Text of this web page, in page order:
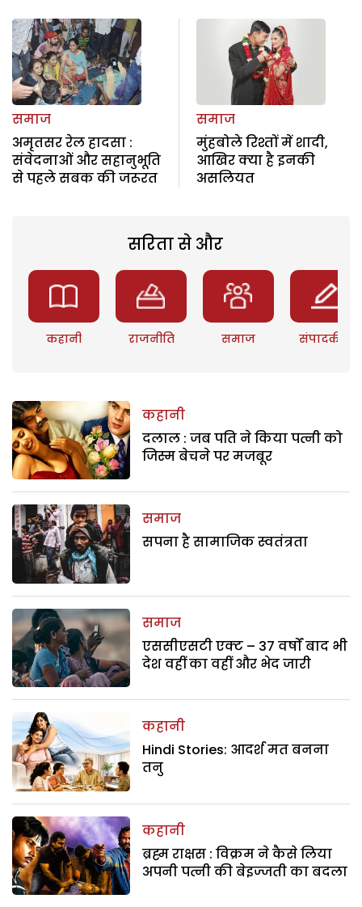
समाज
अमृतसर रेल हादसा :
संवेदनाओं और सहानुभूति
से पहले सबक की जरूरत
समाज
मुंहबोले रिश्तों में शादी,
आखिर क्या है इनकी
असलियत
सरिता से और
कहानी राजनीति समाज संपादकीय
कहानी
दलाल : जब पति ने किया पत्नी को
जिस्म बेचने पर मजबूर
समाज
सपना है सामाजिक स्वतंत्रता
समाज
एससीएसटी एक्ट – 37 वर्षों बाद भी
देश वहीं का वहीं और भेद जारी
कहानी
Hindi Stories: आदर्श मत बनना
तनु
कहानी
ब्रह्म राक्षस : विक्रम ने कैसे लिया
अपनी पत्नी की बेइज्जती का बदला